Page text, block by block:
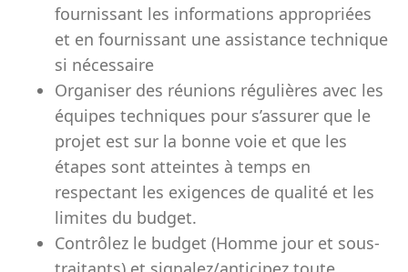
fournissant les informations appropriées
et en fournissant une assistance technique
si nécessaire
Organiser des réunions régulières avec les
équipes techniques pour s’assurer que le
projet est sur la bonne voie et que les
étapes sont atteintes à temps en
respectant les exigences de qualité et les
limites du budget.
Contrôlez le budget (Homme jour et sous-